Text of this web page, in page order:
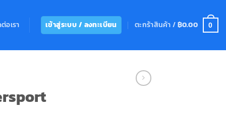
อเรา เข้าสู่ระบบ / ลงทะเบียน ตะกร้าสินค้า /฿0.00 0